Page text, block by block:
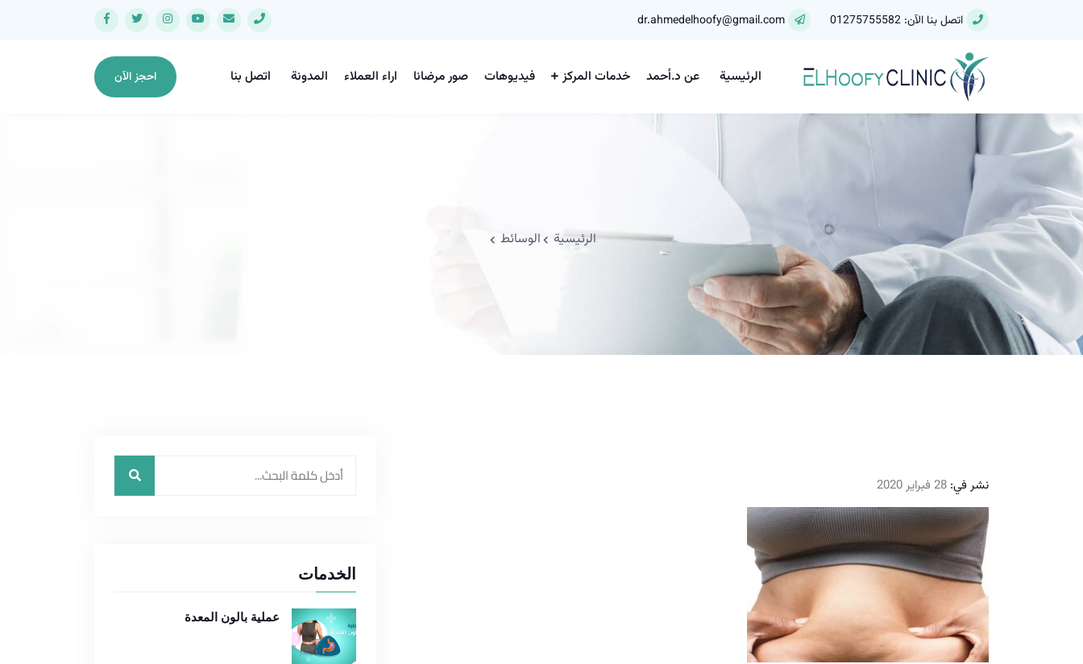
اتصل بنا الآن: 01275755582 dr.ahmedelhoofy@gmail.com
الرئيسية عن د.أحمد خدمات المركز فيديوهات صور مرضانا اراء العملاء المدونة اتصل بنا احجز الآن
الرئيسية الوسائط
نشر في: 28 فبراير 2020
الخدمات
عملية بالون المعدة